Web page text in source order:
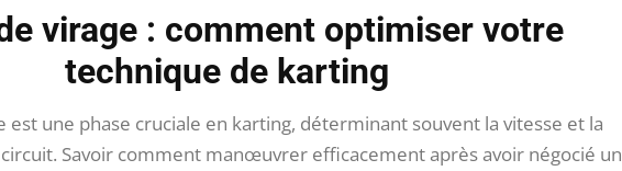
virage : comment optimiser votre
technique de karting
est une phase cruciale en karting, déterminant souvent la vitesse et la
Savoir comment manœuvrer efficacement après avoir négocié un